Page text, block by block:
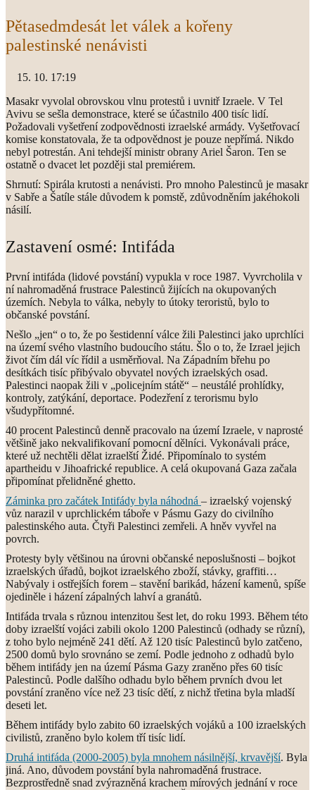
Pětasedmdesát let válek a kořeny
palestinské nenávisti
10. 17:19
Masakr vyvolal obrovskou vlnu protestů i uvnitř Izraele. V Tel
Avivu se sešla demonstrace, které se účastnilo 400 tisíc lidí.
Požadovali vyšetření zodpovědnosti izraelské armády. Vyšetřovací
komise konstatovala, že ta odpovědnost je pouze nepřímá. Nikdo
nebyl potrestán. Ani tehdejší ministr obrany Ariel Šaron. Ten se
ostatně o dvacet let později stal premiérem.
Shrnutí: Spirála krutosti a nenávisti. Pro mnoho Palestinců je masakr
v Sabře a Šatíle stále důvodem k pomstě, zdůvodněním jakéhokoli
násilí.
Zastavení osmé: Intifáda
První intifáda (lidové povstání) vypukla v roce 1987. Vyvrcholila v
ní nahromaděná frustrace Palestinců žijících na okupovaných
územích. Nebyla to válka, nebyly to útoky teroristů, bylo to
občanské povstání.
Nešlo „jen“ o to, že po šestidenní válce žili Palestinci jako uprchlíci
na území svého vlastního budoucího státu. Šlo o to, že Izrael jejich
život čím dál víc řídil a usměrňoval. Na Západním břehu po
desítkách tisíc přibývalo obyvatel nových izraelských osad.
Palestinci naopak žili v „policejním státě“ – neustálé prohlídky,
kontroly, zatýkání, deportace. Podezření z terorismu bylo
všudypřítomné.
40 procent Palestinců denně pracovalo na území Izraele, v naprosté
většině jako nekvalifikovaní pomocní dělníci. Vykonávali práce,
které už nechtěli dělat izraelští Židé. Připomínalo to systém
apartheidu v Jihoafrické republice. A celá okupovaná Gaza začala
připomínat přelidněné ghetto.
Záminka pro začátek Intifády byla náhodná – izraelský vojenský
vůz narazil v uprchlickém táboře v Pásmu Gazy do civilního
palestinského auta. Čtyři Palestinci zemřeli. A hněv vyvřel na
povrch.
Protesty byly většinou na úrovni občanské neposlušnosti – bojkot
izraelských úřadů, bojkot izraelského zboží, stávky, graffiti…
Nabývaly i ostřejších forem – stavění barikád, házení kamenů, spíše
ojediněle i házení zápalných lahví a granátů.
Intifáda trvala s různou intenzitou šest let, do roku 1993. Během této
doby izraelští vojáci zabili okolo 1200 Palestinců (odhady se různí),
z toho bylo nejméně 241 dětí. Až 120 tisíc Palestinců bylo zatčeno,
2500 domů bylo srovnáno se zemí. Podle jednoho z odhadů bylo
během intifády jen na území Pásma Gazy zraněno přes 60 tisíc
Palestinců. Podle dalšího odhadu bylo během prvních dvou let
povstání zraněno více než 23 tisíc dětí, z nichž třetina byla mladší
deseti let.
Během intifády bylo zabito 60 izraelských vojáků a 100 izraelských
civilistů, zraněno bylo kolem tří tisíc lidí.
Druhá intifáda (2000-2005) byla mnohem násilnější, krvavější. Byla
jiná. Ano, důvodem povstání byla nahromaděná frustrace.
Bezprostředně snad zvýrazněná krachem mírových jednání v roce